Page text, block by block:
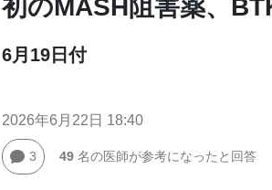
初のMASH阻害薬、
6月19日付
2026年6月22日 18:40
3 49名の医師が参考になったと回答